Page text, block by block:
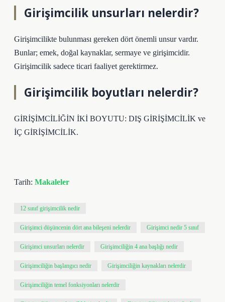
Girişimcilik unsurları nelerdir?
Girişimcilikte bulunması gereken dört önemli unsur vardır.
Bunlar; emek, doğal kaynaklar, sermaye ve girişimcidir.
Girişimcilik sadece ticari faaliyet gerektirmez.
Girişimcilik boyutları nelerdir?
GİRİŞİMCİLİĞİN İKİ BOYUTU: DIŞ GİRİŞİMCİLİK ve
İÇ GİRİŞİMCİLİK.
Tarih: Makaleler
12 sınıf girişimcilik nedir
Girişimci düşüncenin dört ana bileşeni nelerdir Girişimci nedir 5 sınıf
Girişimci unsurları nelerdir Girişimciliğin 4 ana başlığı nedir
Girişimciliğin başlangıcı nedir Girişimciliğin kaynakları nelerdir
Girişimciliğin temel fonksiyonları nelerdir